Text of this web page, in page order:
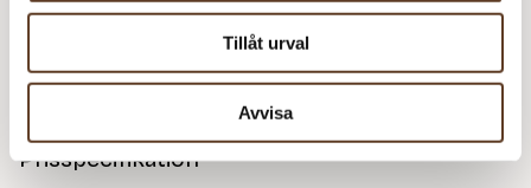
Tillåt urval
Avvisa
Strumpstickor Zing – 3.50 mm, 20 cm (74– Slut i
Strumpstickor Zing – 4.00 mm, 20 cm (78 kr)
Prisspecifikation